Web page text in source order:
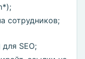
сотрудников;
для SEO;